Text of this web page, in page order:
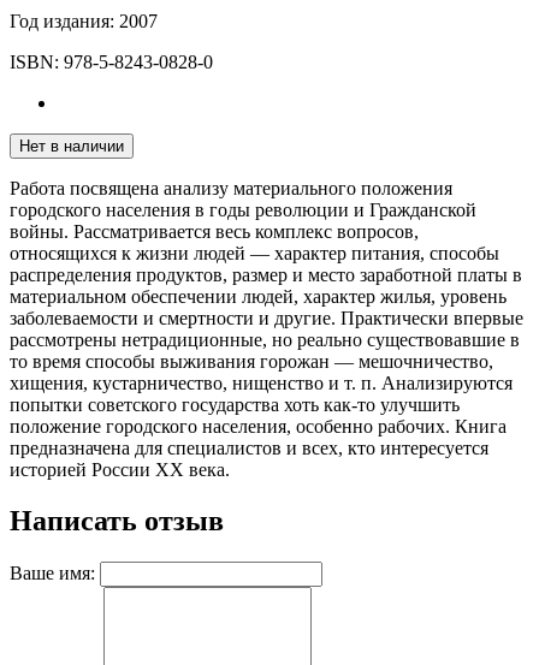
Год издания: 2007
ISBN: 978-5-8243-0828-0
Нет в наличии
Работа посвящена анализу материального положения
городского населения в годы революции и Гражданской
войны. Рассматривается весь комплекс вопросов,
относящихся к жизни людей — характер питания, способы
распределения продуктов, размер и место заработной платы в
материальном обеспечении людей, характер жилья, уровень
заболеваемости и смертности и другие. Практически впервые
рассмотрены нетрадиционные, но реально существовавшие в
то время способы выживания горожан — мешочничество,
хищения, кустарничество, нищенство и т. п. Анализируются
попытки советского государства хоть как-то улучшить
положение городского населения, особенно рабочих. Книга
предназначена для специалистов и всех, кто интересуется
историей России XX века.
Написать отзыв
Ваше имя: